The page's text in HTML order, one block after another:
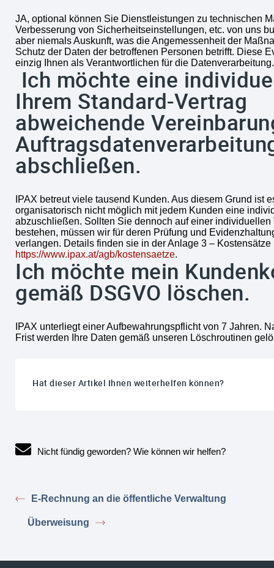
JA, optional können Sie Dienstleistungen zu technischen
Verbesserung von Sicherheitseinstellungen, etc. von uns
aber niemals Auskunft, was die Angemessenheit der
Schutz der Daten der betroffenen Personen betrifft. Diese
einzig Ihnen als Verantwortlichen für die Datenverarbeitung.
Ich möchte eine
Ihrem Standard-Vertrag
abweichende
abschließen.
IPAX betreut viele tausend Kunden. Aus diesem Grund ist
organisatorisch nicht möglich mit jedem Kunden eine
abzuschließen. Sollten Sie dennoch auf einer individuellen
bestehen, müssen wir für deren Prüfung und
verlangen. Details finden sie in der Anlage 3 – Kostensätze
https://www.ipax.at/agb/kostensaetze.
Ich möchte mein
gemäß DSGVO löschen.
IPAX unterliegt einer Aufbewahrungspflicht von 7 Jahren.
Frist werden Ihre Daten gemäß unseren Löschroutinen
Hat dieser Artikel Ihnen weiterhelfen können?
Nicht fündig geworden? Wie können wir helfen?
E-Rechnung an die öffentliche Verwaltung
Überweisung